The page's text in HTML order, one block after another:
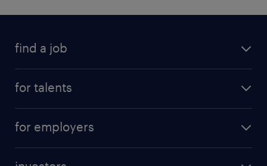
find a job
for talents
professional career
for employers